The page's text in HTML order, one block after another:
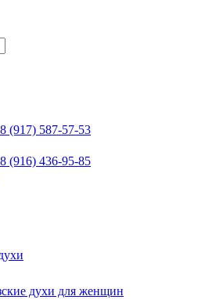
8 (917) 587-57-53
8 (916) 436-95-85
духи для женщин